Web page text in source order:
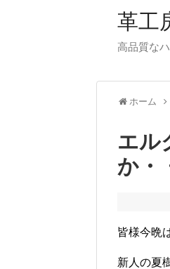
革工
高品質な
ホーム
エル
か・
皆様今晩
新人の夏